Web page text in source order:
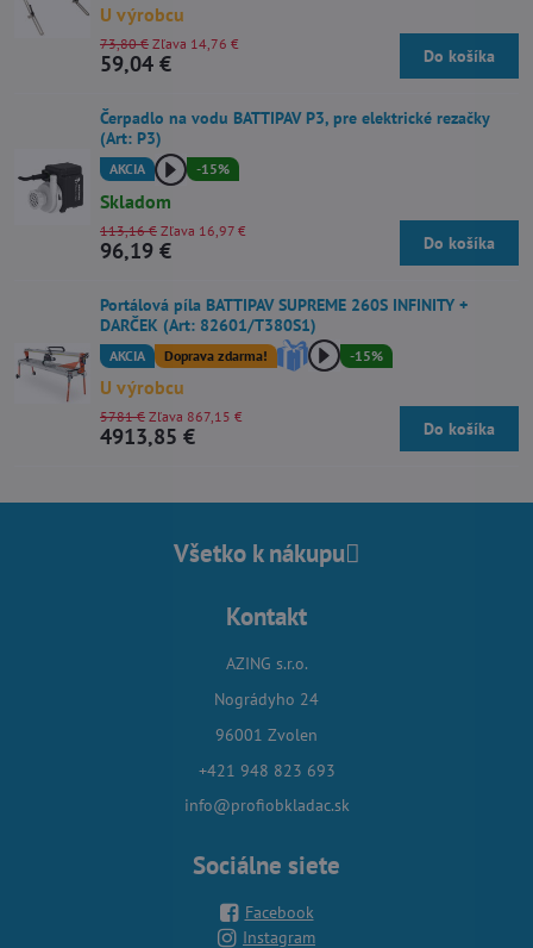
U výrobcu
59,04 €
73,80 € Zľava 14,76 €
Do košíka
Čerpadlo na vodu BATTIPAV P3, pre elektrické rezačky
(Art: P3)
AKCIA -15%
Skladom
96,19 €
113,16 € Zľava 16,97 €
Do košíka
Portálová píla BATTIPAV SUPREME 260S INFINITY +
DARČEK (Art: 82601/T380S1)
AKCIA Doprava zdarma! -15%
U výrobcu
4913,85 €
5781 € Zľava 867,15 €
Do košíka
Všetko k nákupu
Kontakt
AZING s.r.o.
Nográdyho 24
96001 Zvolen
+421 948 823 693
info@profiobkladac.sk
Sociálne siete
Facebook
Instagram